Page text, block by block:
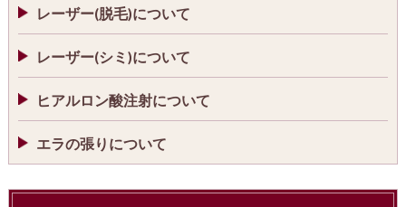
レーザー(脱毛)について
レーザー(シミ)について
ヒアルロン酸注射について
エラの張りについて